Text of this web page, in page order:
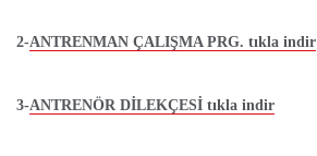
2-ANTRENMAN ÇALIŞMA PRG. tıkla indir
3-ANTRENÖR DİLEKÇESİ tıkla indir